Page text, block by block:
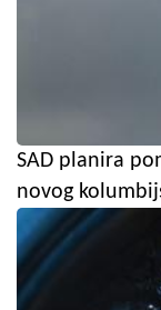
SAD planira
novog